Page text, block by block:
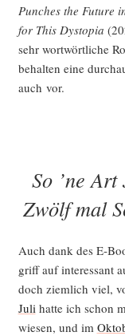
Pun­ches the Future
for This Dys­to­pia
sehr wort­wört­li­che
be­hal­ten eine
auch vor.
So ’ne
Zwölf mal
Auch dank des
griff auf inter­es­sant
doch ziem­lich viel,
Julihat­te ich schon
wie­sen, und im